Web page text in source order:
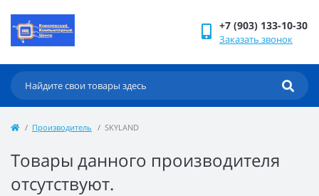
+7 (903) 133-10-30
Заказать звонок
Производитель SKYLAND
Товары данного производителя
отсутствуют.